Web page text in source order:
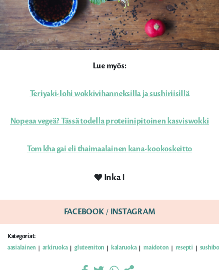
Lue myös:
Teriyaki-lohi wokkivihanneksilla ja sushiriisillä
Nopeaa vegeä? Tässä todella proteiinipitoinen kasviswokki
Tom kha gai eli thaimaalainen kana-kookoskeitto
Inka I
FACEBOOK/ INSTAGRAM
Kategoriat:
aasialainen
arkiruoka gluteeniton kalaruoka maidoton resepti